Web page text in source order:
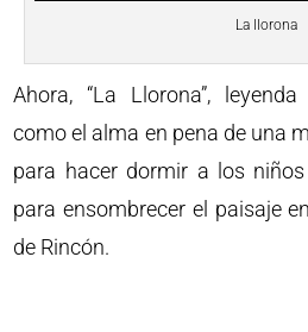
La llorona
Ahora, “La Llorona”,
como el alma en pena de una
para hacer dormir a los
para ensombrecer el paisaje
de Rincón.